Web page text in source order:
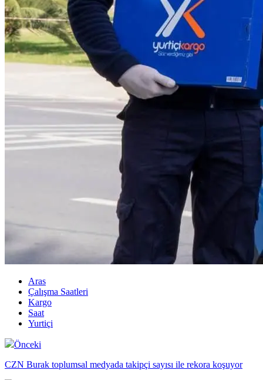
Aras
Çalışma Saatleri
Kargo
Saat
Yurtiçi
Önceki
CZN Burak toplumsal medyada takipçi sayısı ile rekora koşuyor